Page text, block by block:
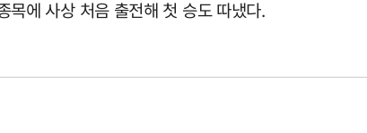
에 사상 처음 출전해 첫 승도 따냈다.